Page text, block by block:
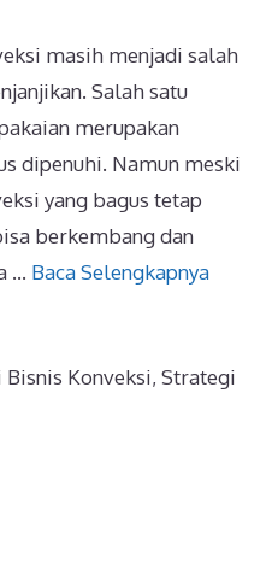
masih menjadi salah
Salah satu
merupakan
dipenuhi. Namun meski
yang bagus tetap
berkembang dan
… Baca Selengkapnya
Konveksi,Strategi